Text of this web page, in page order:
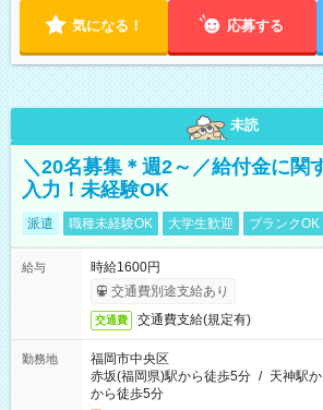
気になる！ 応募する
未読
＼20名募集＊週2～／給付金に関
入力！未経験OK
派遣 職種未経験OK 大学生歓迎 ブランクOK
給与
時給1600円
交通費別途支給あり
交通費 交通費支給(規定有)
勤務地
福岡市中央区
赤坂(福岡県)駅から徒歩5分 / 天神駅
から徒歩5分